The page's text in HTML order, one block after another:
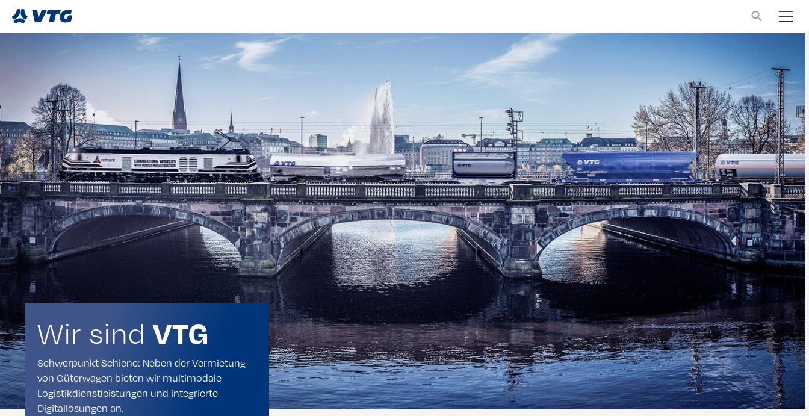
Wir sindVTG
Schwerpunkt Schiene: Neben der Vermietung
von Güterwagen bieten wir multimodale
Logistikdienstleistungen und integrierte
Digitallösungen an.